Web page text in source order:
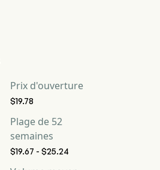
Prix d'ouverture
$19.78
Plage de 52
semaines
$19.67 - $25.24